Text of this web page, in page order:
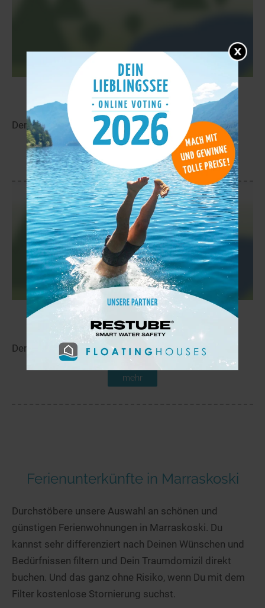
Jänkkäjärvi 8,5 km
Der Jänkkäjärvi liegt in der Nähe von Marraskoski.
Susijärvi 9,3 km
Der Susijärvi liegt in der Nähe von Sonka.
mehr
Ferienunterkünfte in Marraskoski
Durchstöbere unsere Auswahl an schönen und
günstigen Ferienwohnungen in Marraskoski. Du
kannst sehr differenziert nach Deinen Wünschen und
Bedürfnissen filtern und Dein Traumdomizil direkt
buchen. Und das ganz ohne Risiko, wenn Du mit dem
Filter kostenlose Stornierung suchst.